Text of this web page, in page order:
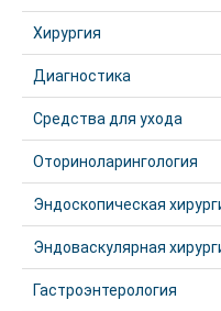
Хирургия
Диагностика
Средства для ухода
Оториноларингология
Эндоскопическая
Эндоваскулярная
Гастроэнтерология